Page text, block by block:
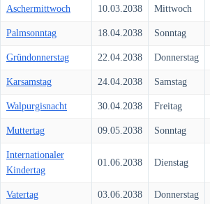
Aschermittwoch 10.03.2038 Mittwoch
Palmsonntag 18.04.2038 Sonntag
Gründonnerstag 22.04.2038 Donnerstag
Karsamstag 24.04.2038 Samstag
Walpurgisnacht 30.04.2038 Freitag
Muttertag 09.05.2038 Sonntag
Internationaler
Kindertag
01.06.2038 Dienstag
Vatertag 03.06.2038 Donnerstag